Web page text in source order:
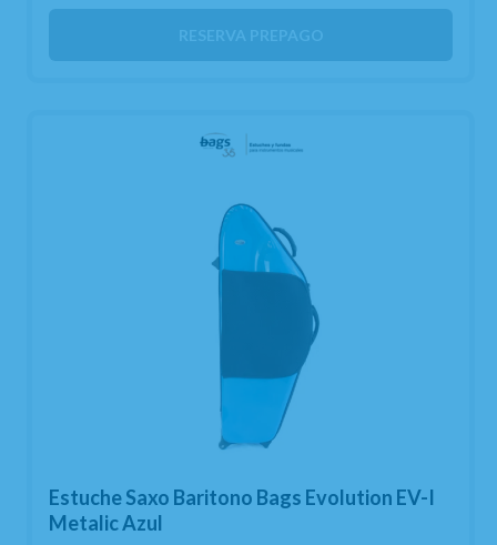
RESERVA PREPAGO
Estuche Saxo Baritono Bags Evolution EV-I
Metalic Azul